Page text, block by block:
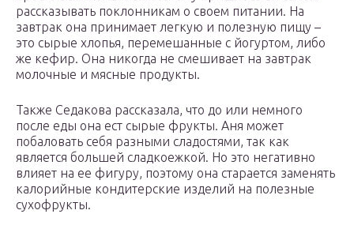
рассказывать поклонникам о своем питании. На
завтрак она принимает легкую и полезную пищу –
это сырые хлопья, перемешанные с йогуртом, либо
же кефир. Она никогда не смешивает на завтрак
молочные и мясные продукты.
Также Седакова рассказала, что до или немного
после еды она ест сырые фрукты. Аня может
побаловать себя разными сладостями, так как
является большей сладкоежкой. Но это негативно
влияет на ее фигуру, поэтому она старается заменять
калорийные кондитерские изделий на полезные
сухофрукты.